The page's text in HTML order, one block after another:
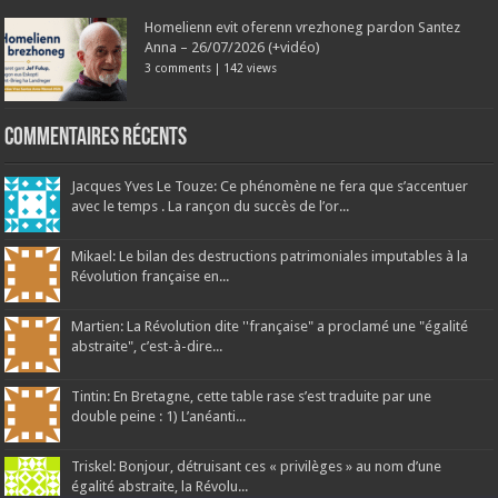
Homelienn evit oferenn vrezhoneg pardon Santez
Anna – 26/07/2026 (+vidéo)
3 comments | 142 views
Commentaires récents
Jacques Yves Le Touze: Ce phénomène ne fera que s’accentuer
avec le temps . La rançon du succès de l’or...
Mikael: Le bilan des destructions patrimoniales imputables à la
Révolution française en...
Martien: La Révolution dite ''française" a proclamé une "égalité
abstraite", c’est-à-dire...
Tintin: En Bretagne, cette table rase s’est traduite par une
double peine : 1) L’anéanti...
Triskel: Bonjour, détruisant ces « privilèges » au nom d’une
égalité abstraite, la Révolu...